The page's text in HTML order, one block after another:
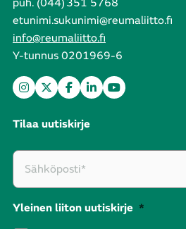
puh. (044) 351 5768
etunimi.sukunimi@reumaliitto.fi
info@reumaliitto.fi
Y-tunnus 0201969-6
Tilaa uutiskirje
Yleinen liiton uutiskirje *